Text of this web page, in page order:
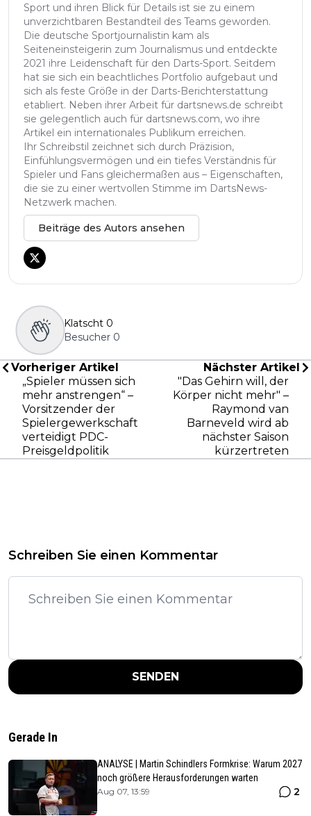
Sport und ihren Blick für Details ist sie zu einem
unverzichtbaren Bestandteil des Teams geworden.
Die deutsche Sportjournalistin kam als
Seiteneinsteigerin zum Journalismus und entdeckte
2021 ihre Leidenschaft für den Darts-Sport. Seitdem
hat sie sich ein beachtliches Portfolio aufgebaut und
sich als feste Größe in der Darts-Berichterstattung
etabliert. Neben ihrer Arbeit für dartsnews.de schreibt
sie gelegentlich auch für dartsnews.com, wo ihre
Artikel ein internationales Publikum erreichen.
Ihr Schreibstil zeichnet sich durch Präzision,
Einfühlungsvermögen und ein tiefes Verständnis für
Spieler und Fans gleichermaßen aus – Eigenschaften,
die sie zu einer wertvollen Stimme im DartsNews-
Netzwerk machen.
Beiträge des Autors ansehen
Klatscht 0
Besucher 0
Vorheriger Artikel
„Spieler müssen sich
mehr anstrengen“ –
Vorsitzender der
Spielergewerkschaft
verteidigt PDC-
Preisgeldpolitik
Nächster Artikel
"Das Gehirn will, der
Körper nicht mehr" –
Raymond van
Barneveld wird ab
nächster Saison
kürzertreten
Schreiben Sie einen Kommentar
SENDEN
Gerade In
ANALYSE | Martin Schindlers Formkrise: Warum 2027
noch größere Herausforderungen warten
Aug 07, 13:59 2